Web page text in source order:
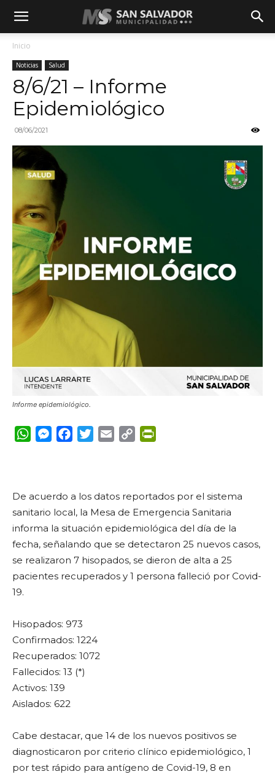
Inicio
Noticias Salud
8/6/21 – Informe
Epidemiológico
08/06/2021
Informe epidemiológico.
WhatsApp
Messenger
FacebookTwitterEmail Copy
De acuerdo a los datos reportados por el sistema
sanitario local, la Mesa de Emergencia Sanitaria
informa la situación epidemiológica del día de la
fecha, señalando que se detectaron 25 nuevos casos,
se realizaron 7 hisopados, se dieron de alta a 25
pacientes recuperados y 1 persona falleció por Covid-
19.
Hisopados: 973
Confirmados: 1224
Recuperados: 1072
Fallecidos: 13 (*)
Activos: 139
Aislados: 622
Cabe destacar, que 14 de los nuevos positivos se
diagnosticaron por criterio clínico epidemiológico, 1
por test rápido para antígeno de Covid-19, 8 en